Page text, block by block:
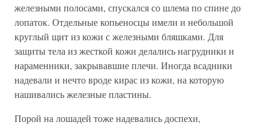
железными полосами, спускался со шлема по спине до
лопаток. Отдельные копьеносцы имели и небольшой
круглый щит из кожи с железными бляшками. Для
защиты тела из жесткой кожи делались нагрудники и
нараменники, закрывавшие плечи. Иногда всадники
надевали и нечто вроде кирас из кожи, на которую
нашивались железные пластины.
Порой на лошадей тоже надевались доспехи,